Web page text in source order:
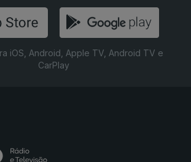
iOS, Android, Apple TV, Android TV e
CarPlay